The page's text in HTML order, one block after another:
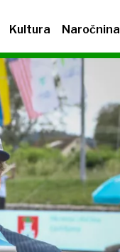
Kultura Naročnina